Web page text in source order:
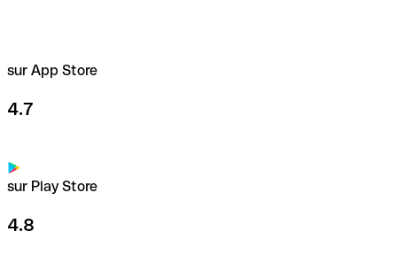
sur App Store
4.7
sur Play Store
4.8